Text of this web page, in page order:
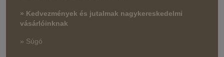
» Kedvezmények és jutalmak nagykereskedelmi
vásárlóinknak
» Súgó